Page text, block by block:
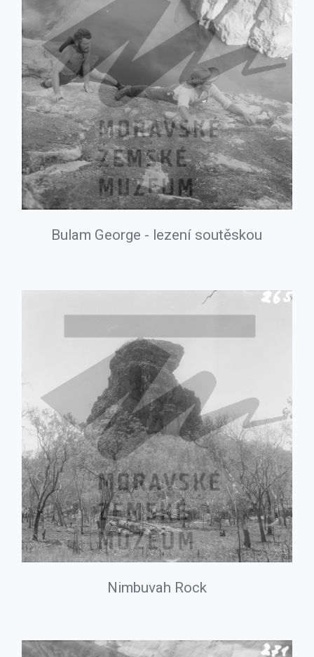
Bulam George - lezení soutěskou
Nimbuvah Rock